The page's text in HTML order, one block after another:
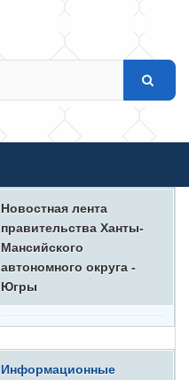
Новостная лента
правительства Ханты-
Мансийского
автономного округа -
Югры
Информационные